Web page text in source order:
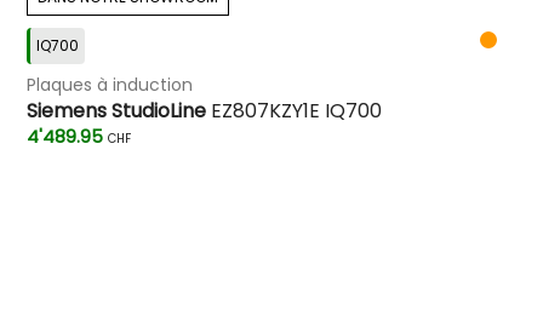
IQ700
Plaques à induction
Siemens StudioLine EZ807KZY1E IQ700
4'489.95 CHF